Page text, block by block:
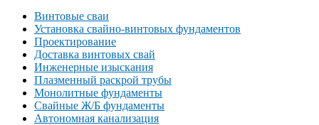
Винтовые сваи
Установка свайно-винтовых фундаментов
Проектирование
Доставка винтовых свай
Инженерные изыскания
Плазменный раскрой трубы
Монолитные фундаменты
Свайные Ж/Б фундаменты
Автономная канализация